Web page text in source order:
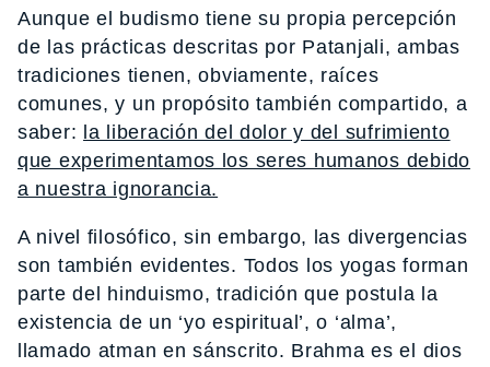
Aunque el budismo tiene su propia percepción
de las prácticas descritas por Patanjali, ambas
tradiciones tienen, obviamente, raíces
comunes, y un propósito también compartido, a
saber: la liberación del dolor y del sufrimiento
que experimentamos los seres humanos debido
a nuestra ignorancia.
A nivel filosófico, sin embargo, las divergencias
son también evidentes. Todos los yogas forman
parte del hinduismo, tradición que postula la
existencia de un ‘yo espiritual’, o ‘alma’,
llamado atman en sánscrito. Brahma es el dios